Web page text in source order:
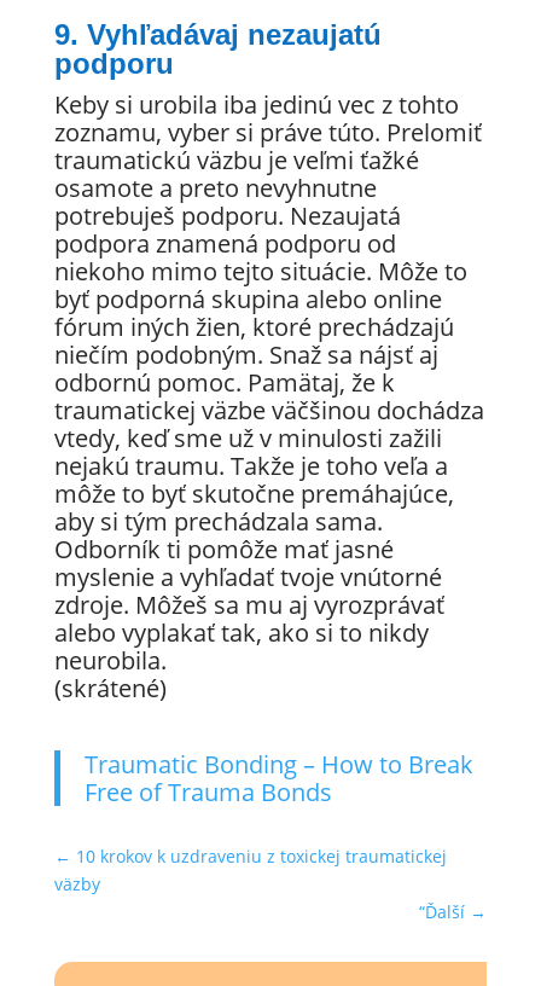
9. Vyhľadávaj nezaujatú
podporu
Keby si urobila iba jedinú vec z tohto
zoznamu, vyber si práve túto. Prelomiť
traumatickú väzbu je veľmi ťažké
osamote a preto nevyhnutne
potrebuješ podporu. Nezaujatá
podpora znamená podporu od
niekoho mimo tejto situácie. Môže to
byť podporná skupina alebo online
fórum iných žien, ktoré prechádzajú
niečím podobným. Snaž sa nájsť aj
odbornú pomoc. Pamätaj, že k
traumatickej väzbe väčšinou dochádza
vtedy, keď sme už v minulosti zažili
nejakú traumu. Takže je toho veľa a
môže to byť skutočne premáhajúce,
aby si tým prechádzala sama.
Odborník ti pomôže mať jasné
myslenie a vyhľadať tvoje vnútorné
zdroje. Môžeš sa mu aj vyrozprávať
alebo vyplakať tak, ako si to nikdy
neurobila.
(skrátené)
Traumatic Bonding – How to Break
Free of Trauma Bonds
← 10 krokov k uzdraveniu z toxickej traumatickej
väzby
“Ďalší →